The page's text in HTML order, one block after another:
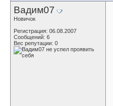
Вадим07
Новичок
Регистрация: 06.08.2007
Сообщений: 6
Вес репутации: 0